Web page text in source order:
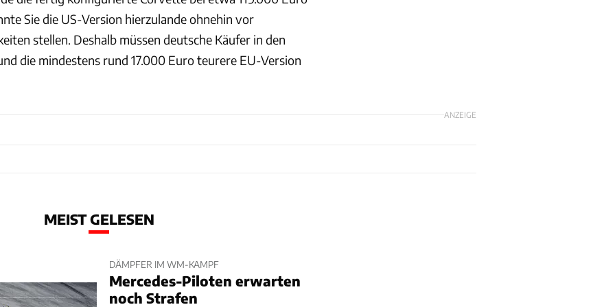
Sie die US-Version hierzulande ohnehin vor
stellen. Deshalb müssen deutsche Käufer in den
die mindestens rund 17.000 Euro teurere EU-Version
ANZEIGE
MEIST GELESEN
DÄMPFER IM WM-KAMPF
Mercedes-Piloten erwarten
noch Strafen